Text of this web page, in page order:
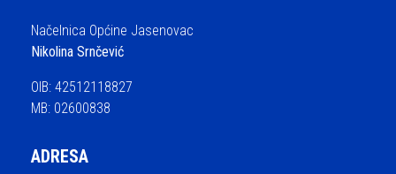
Načelnica Općine Jasenovac
Nikolina Srnčević
OIB: 42512118827
MB: 02600838
ADRESA